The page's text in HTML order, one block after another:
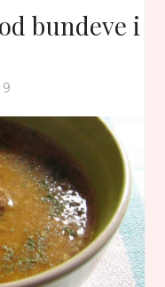
bundeve i